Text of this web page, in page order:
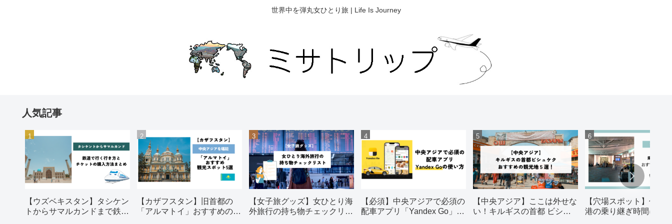
世界中を弾丸女ひとり旅 | Life Is Journey
人気記事
【ウズベキスタン】タシケン
トからサマルカンドまで鉄道
【カザフスタン】旧首都の
「アルマトイ」おすすめの観
【女子旅グッズ】女ひとり海
外旅行の持ち物チェックリス
【必須】中央アジアで必須の
配車アプリ「Yandex Go」の
【中央アジア】ここは外せな
い！キルギスの首都 ビシュ
【穴場スポット】仁川
港の乗り継ぎ時間にお